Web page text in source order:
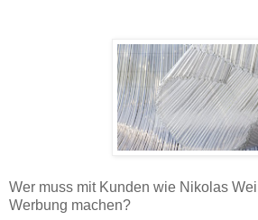
Wer muss mit Kunden wie Nikolas
Werbung machen?